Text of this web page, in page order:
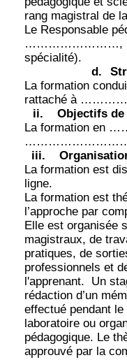
rang magistral de
Le Responsable
……………………,
spécialité).
d.
La formation
rattaché à
ii.
Objectifs
La formation en
iii.
La formation est
ligne.
La formation est
l’approche par
Elle est organisée
magistraux, de
pratiques, de
professionnels et
l'apprenant.
Un
rédaction d’un
effectué pendant
laboratoire ou
pédagogique. Le
approuvé par la